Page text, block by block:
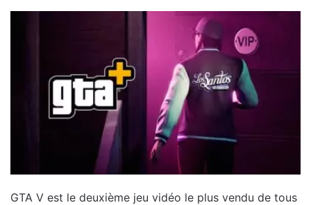
GTA V est le deuxième jeu vidéo le plus vendu de tous